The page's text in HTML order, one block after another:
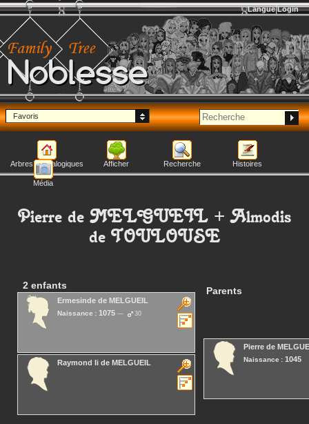
Noblesse
Langue Login
Favoris
Arbres généalogiques Afficher Recherche Histoires
Média
Pierrede MELGUEIL+Almodis
de TOULOUSE
2 enfants
Ermesinde de MELGUEIL
Naissance : 1075 30
Raymond Ii de MELGUEIL
Parents
Pierre de
Naissance : 1045